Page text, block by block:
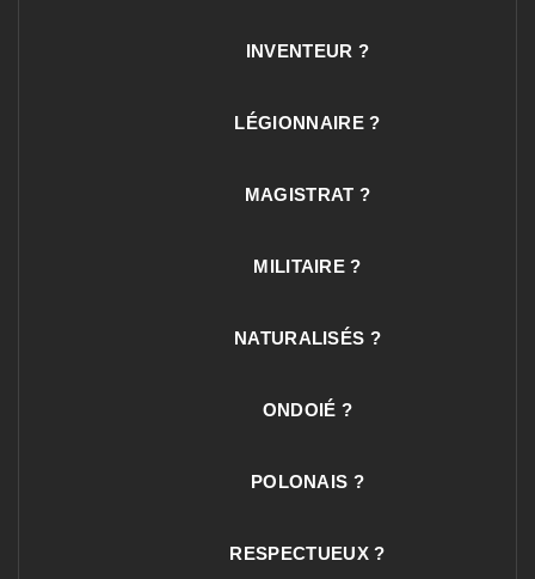
INVENTEUR ?
LÉGIONNAIRE ?
MAGISTRAT ?
MILITAIRE ?
NATURALISÉS ?
ONDOIÉ ?
POLONAIS ?
RESPECTUEUX ?